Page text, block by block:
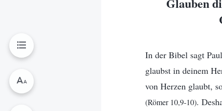
In der Bibel sagt
glaubst in deinem
von Herzen glaubt,
(Römer 10,9-10).